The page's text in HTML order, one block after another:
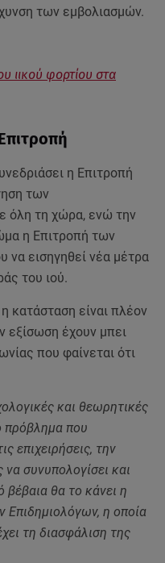
των εμβολιασμών.
ιικού φορτίου στα
η Επιτροπή
των
όλη τη χώρα, ενώ την
η Επιτροπή των
να εισηγηθεί νέα μέτρα
του ιού.
κατάσταση είναι πλέον
εξίσωση έχουν μπει
που φαίνεται ότι
και θεωρητικές
πρόβλημα που
επιχειρήσεις, την
συνυπολογίσει και
βέβαια θα το κάνει η
Επιδημιολόγων, η οποία
τη διασφάλιση της